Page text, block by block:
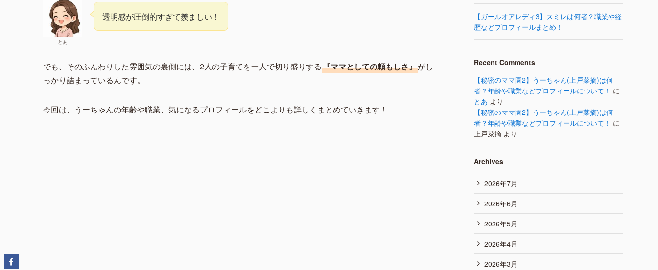
とあ
透明感が圧倒的すぎて羨ましい！
でも、そのふんわりした雰囲気の裏側には、2人の子育てを一人で切り盛りする『ママとしての頼もしさ』がし
っかり詰まっているんです。
今回は、うーちゃんの年齢や職業、気になるプロフィールをどこよりも詳しくまとめていきます！
【ガールオアレディ3】スミレは何者？職業や経
歴などプロフィールまとめ！
Recent Comments
【秘密のママ園2】うーちゃん(上戸菜摘)は何
者？年齢や職業などプロフィールについて！ に
とあ より
【秘密のママ園2】うーちゃん(上戸菜摘)は何
者？年齢や職業などプロフィールについて！ に
上戸菜摘 より
Archives
2026年7月
2026年6月
2026年5月
2026年4月
2026年3月